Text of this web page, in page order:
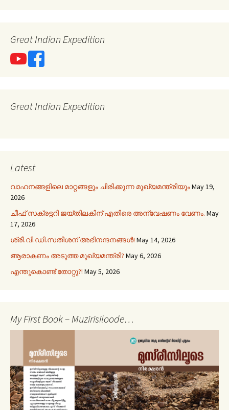
Great Indian Expedition
Great Indian Expedition
Latest
വാഹനങ്ങളിലെ മാറ്റങ്ങളും ചിരിക്കുന്ന മുഖ്യമന്ത്രിയുംMay 19,
2026
ചീഫ് സക്രട്ടറി ജയ്തിലകിന് എതിരെ അന്വേഷണം വേണം. May
17, 2026
ശ്രീ.വി.ഡി.സതീശന് അഭിനന്ദനങ്ങൾ! May 14, 2026
ആരാകണം അടുത്ത മുഖ്യമന്ത്രി? May 6, 2026
എന്തുകൊണ്ട് തോറ്റു?! May 5, 2026
My First Book – Muzirisiloode…